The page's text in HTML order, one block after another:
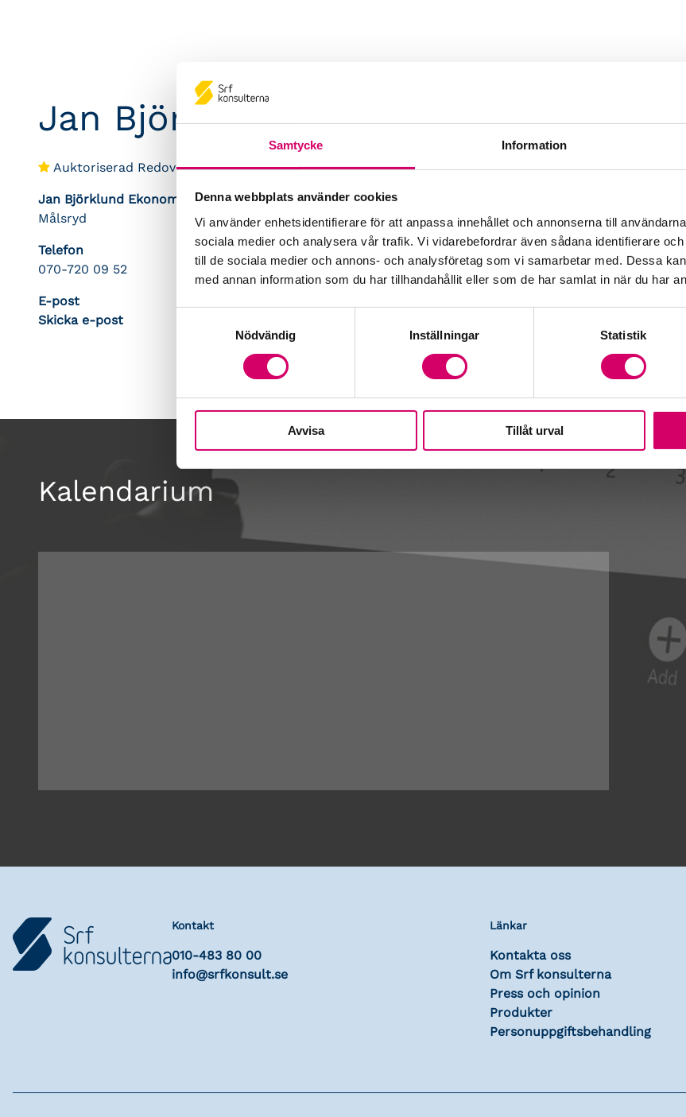
Samtycke Information
Denna webbplats använder cookies
Vi använder enhetsidentifierare för att anpassa innehållet och annonserna till
sociala medier och analysera vår trafik. Vi vidarebefordrar även sådana identifierare
till de sociala medier och annons- och analysföretag som vi samarbetar med. Dessa
med annan information som du har tillhandahållit eller som de har samlat in när du har
Nödvändig
Inställningar Statistik
Avvisa Tillåt urval
Jan Björklund
Auktoriserad Redovisningskonsult
Jan Björklund Ekonomikonsult i Borås AB
Målsryd
Telefon
070-720 09 52
E-post
Skicka e-post
Kalendarium
Kontakt
010-483 80 00
info@srfkonsult.se
Länkar
Kontakta oss
Om Srf konsulterna
Press och opinion
Produkter
Personuppgiftsbehandling